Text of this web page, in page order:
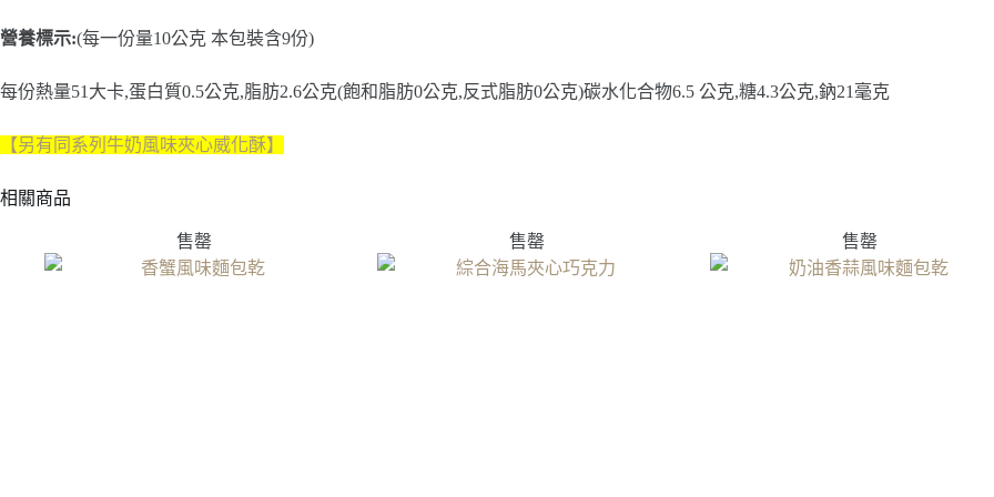
營養標示:(每一份量10公克 本包裝含9份)
每份熱量51大卡,蛋白質0.5公克,脂肪2.6公克(飽和脂肪0公克,反式脂肪0公克)碳水化合物6.5 公克,糖4.3公克,鈉21毫克
【另有同系列牛奶風味夾心威化酥】
相關商品
售罄 售罄 售罄